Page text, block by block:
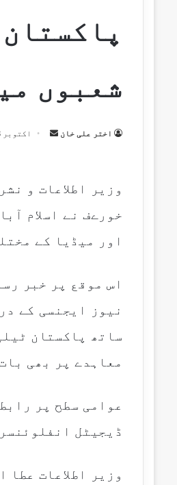
شعبوں
اختر علی خان
S
n
m
اکتوبر 18, 2025
وزیر اطلاعات و
خورےف نے اسلام
اور میڈیا کے
معاہدے پر بھی
عوامی سطح پر
ڈیجیٹل
وزیر اطلاعات